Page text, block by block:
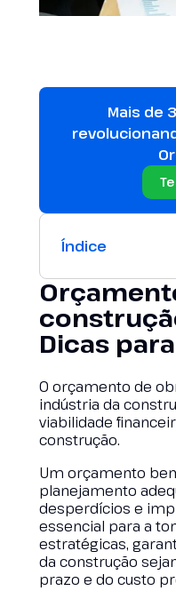
Mais de
Índice
Dicas
O orçamento de
indústria da
viabilidade
construção.
Um orçamento
planejamento
desperdícios e
essencial para a
estratégicas,
da construção
prazo e do custo